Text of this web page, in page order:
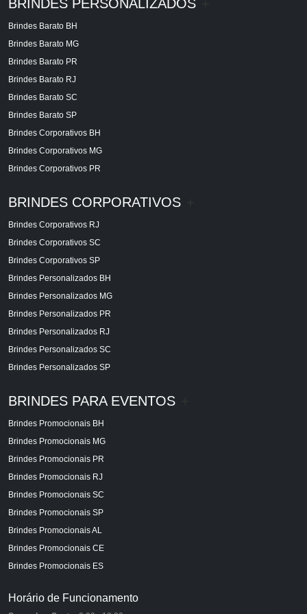
BRINDES PERSONALIZADOS
Brindes Barato BH
Brindes Barato MG
Brindes Barato PR
Brindes Barato RJ
Brindes Barato SC
Brindes Barato SP
Brindes Corporativos BH
Brindes Corporativos MG
Brindes Corporativos PR
BRINDES CORPORATIVOS
Brindes Corporativos RJ
Brindes Corporativos SC
Brindes Corporativos SP
Brindes Personalizados BH
Brindes Personalizados MG
Brindes Personalizados PR
Brindes Personalizados RJ
Brindes Personalizados SC
Brindes Personalizados SP
BRINDES PARA EVENTOS
Brindes Promocionais BH
Brindes Promocionais MG
Brindes Promocionais PR
Brindes Promocionais RJ
Brindes Promocionais SC
Brindes Promocionais SP
Brindes Promocionais AL
Brindes Promocionais CE
Brindes Promocionais ES
Horário de Funcionamento